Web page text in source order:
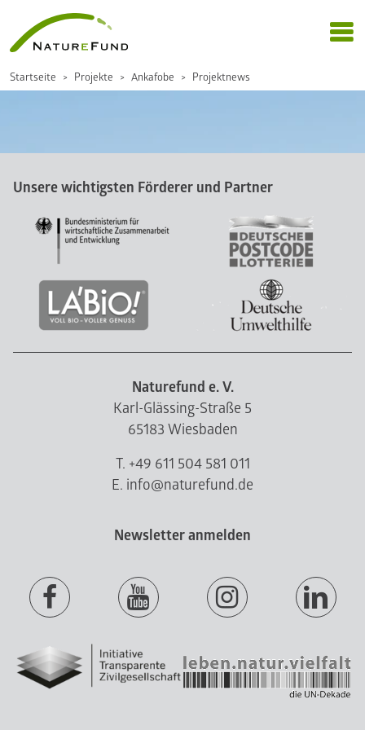
Startseite Projekte Ankafobe Projektnews
Unsere wichtigsten Förderer und Partner
Naturefund e. V.
Karl-Glässing-Straße 5
65183 Wiesbaden
T. +49 611 504 581 011
E. info@naturefund.de
Newsletter anmelden